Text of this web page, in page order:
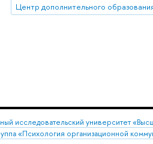
Центр дополнительного
исследовательский университет
«Психология организационной